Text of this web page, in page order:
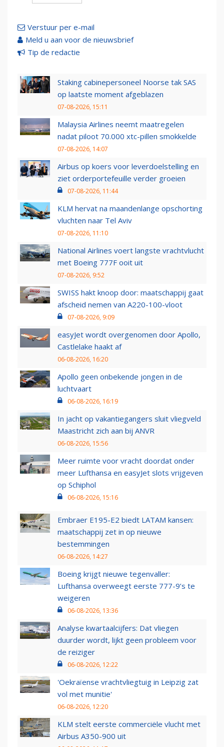
Verstuur per e-mail
Meld u aan voor de nieuwsbrief
Tip de redactie
Staking cabinepersoneel Noorse tak SAS
op laatste moment afgeblazen
07-08-2026, 15:11
Malaysia Airlines neemt maatregelen
nadat piloot 70.000 xtc-pillen smokkelde
07-08-2026, 14:07
Airbus op koers voor leverdoelstelling en
ziet orderportefeuille verder groeien
07-08-2026, 11:44
KLM hervat na maandenlange opschorting
vluchten naar Tel Aviv
07-08-2026, 11:10
National Airlines voert langste vrachtvlucht
met Boeing 777F ooit uit
07-08-2026, 9:52
SWISS hakt knoop door: maatschappij gaat
afscheid nemen van A220-100-vloot
07-08-2026, 9:09
easyJet wordt overgenomen door Apollo,
Castlelake haakt af
06-08-2026, 16:20
Apollo geen onbekende jongen in de
luchtvaart
06-08-2026, 16:19
In jacht op vakantiegangers sluit vliegveld
Maastricht zich aan bij ANVR
06-08-2026, 15:56
Meer ruimte voor vracht doordat onder
meer Lufthansa en easyJet slots vrijgeven
op Schiphol
06-08-2026, 15:16
Embraer E195-E2 biedt LATAM kansen:
maatschappij zet in op nieuwe
bestemmingen
06-08-2026, 14:27
Boeing krijgt nieuwe tegenvaller:
Lufthansa overweegt eerste 777-9’s te
weigeren
06-08-2026, 13:36
Analyse kwartaalcijfers: Dat vliegen
duurder wordt, lijkt geen probleem voor
de reiziger
06-08-2026, 12:22
'Oekraïense vrachtvliegtuig in Leipzig zat
vol met munitie'
06-08-2026, 12:20
KLM stelt eerste commerciële vlucht met
Airbus A350-900 uit